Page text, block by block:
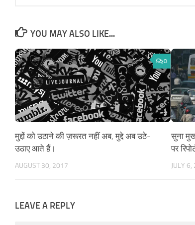
YOU MAY ALSO LIKE...
0
मुद्दों को उठाने की ज़रूरत नहीं अब, मुद्दे अब उठे-
उठाए आते हैं।
AUGUST 30, 2017
सुना
पर
JULY
LEAVE A REPLY